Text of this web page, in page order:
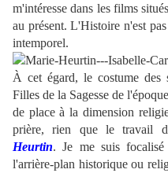
m'intéresse dans les films
au présent. L'Histoire n'est
intemporel.
À cet égard, le costume des
Filles de la Sagesse de
de place à la dimension
prière, rien que le travail
Heurtin. Je me suis
l'arrière-plan historique ou